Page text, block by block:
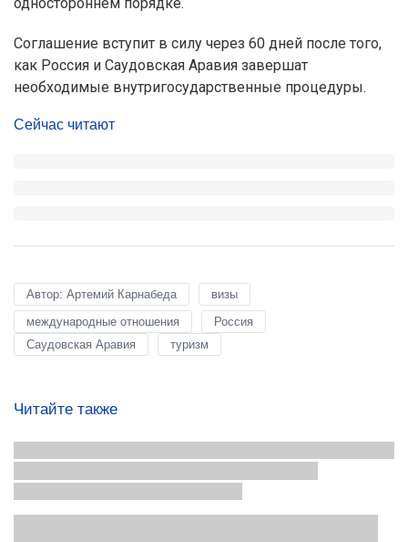
одностороннем порядке.
Соглашение вступит в силу через 60 дней после того,
как Россия и Саудовская Аравия завершат
необходимые внутригосударственные процедуры.
Сейчас читают
Автор: Артемий Карнабеда
визы
международные отношения
Россия
Саудовская Аравия
туризм
Читайте также